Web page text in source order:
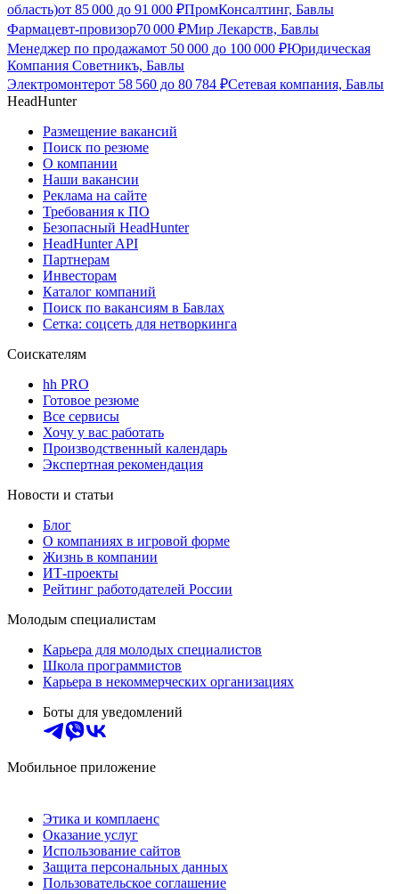
область)от 85 000 до 91 000 ₽ПромКонсалтинг, Бавлы
Фармацевт-провизор70 000 ₽Мир Лекарств, Бавлы
Менеджер по продажамот 50 000 до 100 000 ₽Юридическая
Компания Советникъ, Бавлы
Электромонтерот 58 560 до 80 784 ₽Сетевая компания, Бавлы
HeadHunter
Размещение вакансий
Поиск по резюме
О компании
Наши вакансии
Реклама на сайте
Требования к ПО
Безопасный HeadHunter
HeadHunter API
Партнерам
Инвесторам
Каталог компаний
Поиск по вакансиям в Бавлах
Сетка: соцсеть для нетворкинга
Соискателям
hh PRO
Готовое резюме
Все сервисы
Хочу у вас работать
Производственный календарь
Экспертная рекомендация
Новости и статьи
Блог
О компаниях в игровой форме
Жизнь в компании
ИТ-проекты
Рейтинг работодателей России
Молодым специалистам
Карьера для молодых специалистов
Школа программистов
Карьера в некоммерческих организациях
Боты для уведомлений
Мобильное приложение
Этика и комплаенс
Оказание услуг
Использование сайтов
Защита персональных данных
Пользовательское соглашение